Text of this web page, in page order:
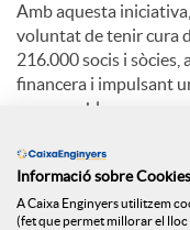
Amb aquesta
voluntat de tenir cura
216.000 socis i
financera i impulsant
responsable.
C
Informació sobre Cookies
A Caixa Enginyers utilitzem
(fet que permet millorar el